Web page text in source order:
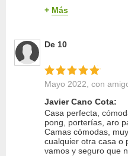
Calidad del sueño
Limpieza
Equipamiento
+ Más
De 10
Mayo 2022 , con
Javier Cano Cota:
Casa perfecta,
pong, porterías, aro
Camas cómodas,
cualquier otra casa o
vamos y seguro que